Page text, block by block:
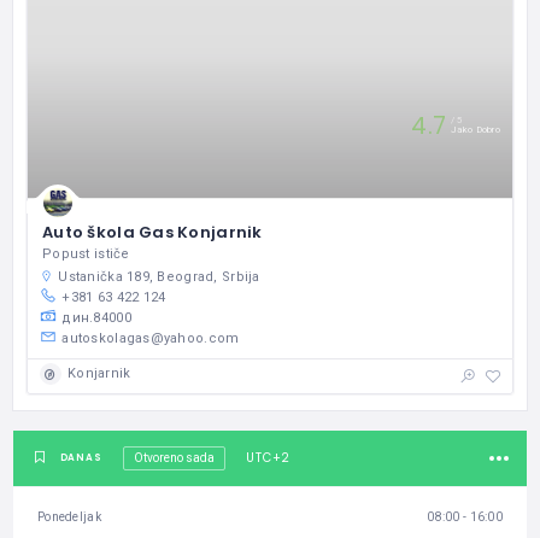
4.7
5
Jako Dobro
Auto škola Gas Konjarnik
Popust ističe
Ustanička 189, Beograd, Srbija
+381 63 422 124
дин.84000
autoskolagas@yahoo.com
Konjarnik
DANAS Otvoreno sada UTC+2
Ponedeljak 08:00 - 16:00